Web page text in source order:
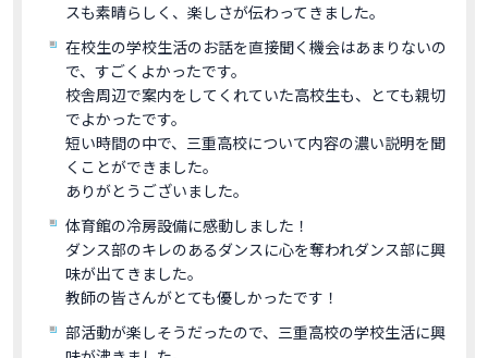
スも素晴らしく、楽しさが伝わってきました。
在校生の学校生活のお話を直接聞く機会はあまりないの
で、すごくよかったです。
校舎周辺で案内をしてくれていた高校生も、とても親切
でよかったです。
短い時間の中で、三重高校について内容の濃い説明を聞
くことができました。
ありがとうございました。
体育館の冷房設備に感動しました！
ダンス部のキレのあるダンスに心を奪われダンス部に興
味が出てきました。
教師の皆さんがとても優しかったです！
部活動が楽しそうだったので、三重高校の学校生活に興